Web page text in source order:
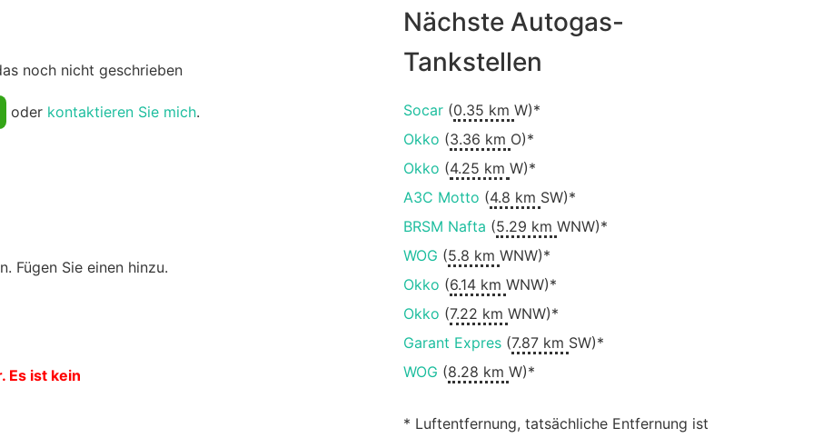
noch nicht geschrieben
oder kontaktieren Sie mich.
Fügen Sie einen hinzu.
Es ist kein
Nächste Autogas-
Tankstellen
Socar(0.35 km W)*
Okko (3.36 km O)*
Okko (4.25 km W)*
АЗС Motto (4.8 km SW)*
BRSM Nafta (5.29 km WNW)*
WOG (5.8 km WNW)*
Okko (6.14 km WNW)*
Okko (7.22 km WNW)*
Garant Expres(7.87 km SW)*
WOG (8.28 km W)*
* Luftentfernung, tatsächliche Entfernung ist